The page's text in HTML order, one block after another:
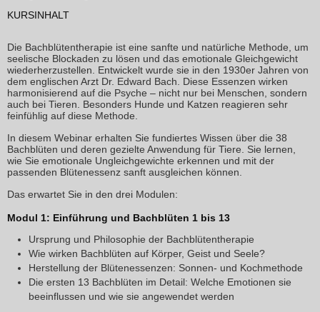
KURSINHALT
Die Bachblütentherapie ist eine sanfte und natürliche Methode, um
seelische Blockaden zu lösen und das emotionale Gleichgewicht
wiederherzustellen. Entwickelt wurde sie in den 1930er Jahren von
dem englischen Arzt Dr. Edward Bach. Diese Essenzen wirken
harmonisierend auf die Psyche – nicht nur bei Menschen, sondern
auch bei Tieren. Besonders Hunde und Katzen reagieren sehr
feinfühlig auf diese Methode.
In diesem Webinar erhalten Sie fundiertes Wissen über die 38
Bachblüten und deren gezielte Anwendung für Tiere. Sie lernen,
wie Sie emotionale Ungleichgewichte erkennen und mit der
passenden Blütenessenz sanft ausgleichen können.
Das erwartet Sie in den drei Modulen:
Modul 1: Einführung und Bachblüten 1 bis 13
Ursprung und Philosophie der Bachblütentherapie
Wie wirken Bachblüten auf Körper, Geist und Seele?
Herstellung der Blütenessenzen: Sonnen- und Kochmethode
Die ersten 13 Bachblüten im Detail: Welche Emotionen sie
beeinflussen und wie sie angewendet werden